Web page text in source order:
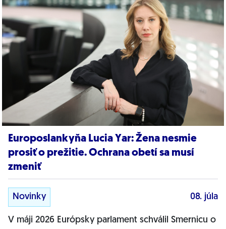
Europoslankyňa Lucia Yar: Žena nesmie
prosiť o prežitie. Ochrana obetí sa musí
zmeniť
Novinky 08. júla
V máji 2026 Európsky parlament schválil Smernicu o